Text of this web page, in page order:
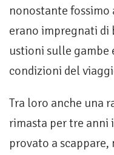
nonostante fossimo
erano impregnati di
ustioni sulle
condizioni del
Tra loro anche una
rimasta per tre anni
provato a